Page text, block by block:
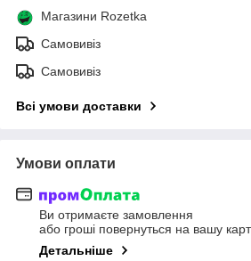
Магазини Rozetka
Самовивіз
Самовивіз
Всі умови доставки
Умови оплати
Ви отримаєте замовлення
або гроші повернуться на вашу
Детальніше